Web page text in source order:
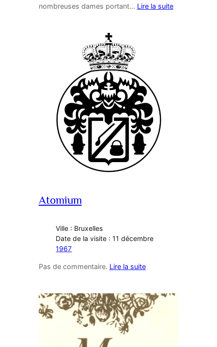
nombreuses dames portant… Lire la suite
Atomium
Ville : Bruxelles
Date de la visite : 11 décembre
1967
Pas de commentaire. Lire la suite